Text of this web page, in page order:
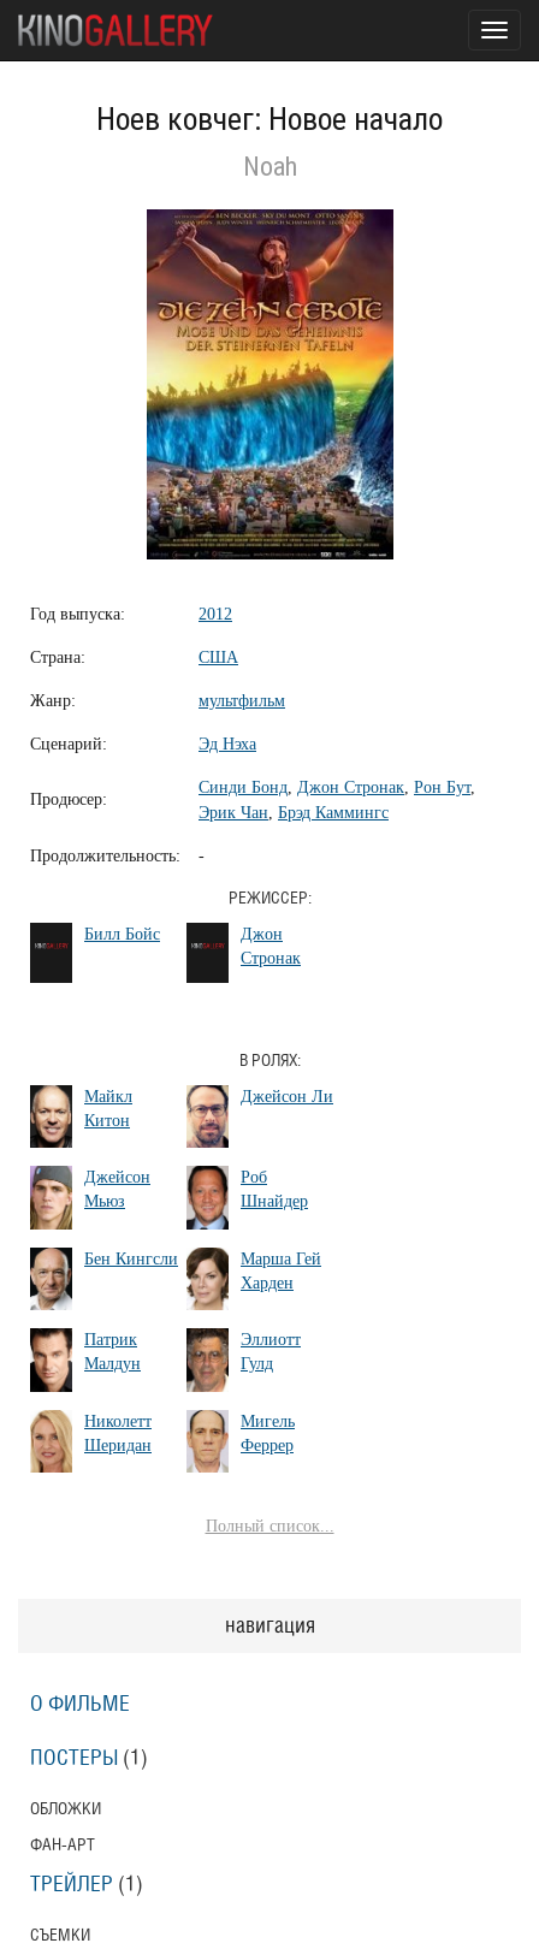
Ноев ковчег: Новое начало
Noah
Год выпуска: 2012
Страна: США
Жанр: мультфильм
Сценарий: Эд Нэха
Продюсер:
Синди Бонд Джон Стронак Рон Бут,
Эрик Чан Брэд Каммингс
Продолжительность: -
РЕЖИССЕР:
Билл Бойс
Джон
Стронак
В РОЛЯХ:
Майкл
Китон
Джейсон Ли
Джейсон
Мьюз
Роб
Шнайдер
Бен Кингсли
Марша Гей
Харден
Патрик
Малдун
Эллиотт
Гулд
Николетт
Шеридан
Мигель
Феррер
Полный список...
навигация
О ФИЛЬМЕ
ПОСТЕРЫ (1)
ОБЛОЖКИ
ФАН-АРТ
ТРЕЙЛЕР (1)
СЪЕМКИ